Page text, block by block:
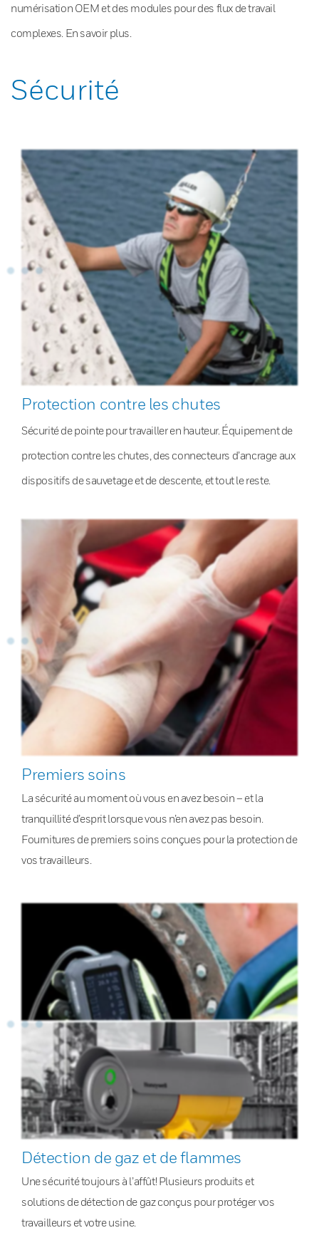
numérisation OEM et des modules pour des flux de travail
complexes. En savoir plus.
Sécurité
Protection contre les chutes
Sécurité de pointe pour travailler en hauteur. Équipement de
protection contre les chutes, des connecteurs d’ancrage aux
dispositifs de sauvetage et de descente, et tout le reste.
Premiers soins
La sécurité au moment où vous en avez besoin – et la
tranquillité d’esprit lorsque vous n’en avez pas besoin.
Fournitures de premiers soins conçues pour la protection de
vos travailleurs.
Détection de gaz et de flammes
Une sécurité toujours à l’affût! Plusieurs produits et
solutions de détection de gaz conçus pour protéger vos
travailleurs et votre usine.